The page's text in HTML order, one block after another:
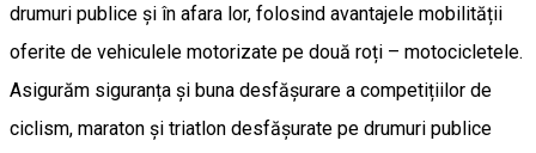
drumuri publice și în afara lor, folosind avantajele mobilității
oferite de vehiculele motorizate pe două roți – motocicletele.
Asigurăm siguranța și buna desfășurare a competițiilor de
ciclism, maraton și triatlon desfășurate pe drumuri publice